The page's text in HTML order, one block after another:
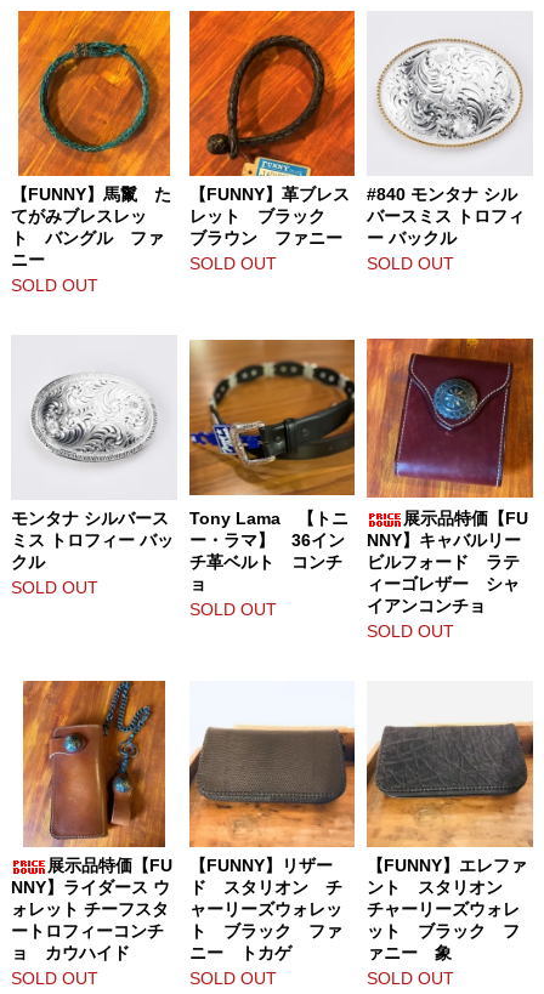
【FUNNY】馬鬣 た
てがみブレスレッ
ト バングル ファ
ニー
SOLD OUT
【FUNNY】革ブレス
レット ブラック
ブラウン ファニー
SOLD OUT
#840 モンタナ シル
バースミス トロフィ
ー バックル
SOLD OUT
モンタナ シルバース
ミス トロフィー バッ
クル
SOLD OUT
Tony Lama 【トニ
ー・ラマ】 36イン
チ革ベルト コンチ
ョ
SOLD OUT
展示品特価【FU
NNY】キャバルリー
ビルフォード ラテ
ィーゴレザー シャ
イアンコンチョ
SOLD OUT
展示品特価【FU
NNY】ライダース ウ
ォレット チーフスタ
ートロフィーコンチ
ョ カウハイド
SOLD OUT
【FUNNY】リザー
ド スタリオン チ
ャーリーズウォレッ
ト ブラック ファ
ニー トカゲ
SOLD OUT
【FUNNY】エレファ
ント スタリオン
チャーリーズウォレ
ット ブラック フ
ァニー 象
SOLD OUT